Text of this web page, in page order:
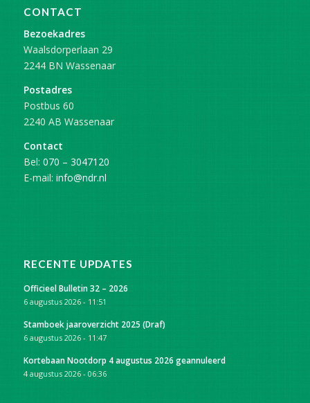
CONTACT
Bezoekadres
Waalsdorperlaan 29
2244 BN Wassenaar
Postadres
Postbus 60
2240 AB Wassenaar
Contact
Bel: 070 – 3047120
E-mail: info@ndr.nl
RECENTE UPDATES
Officieel Bulletin 32 – 2026
6 augustus 2026 - 11:51
Stamboek jaaroverzicht 2025 (Draf)
6 augustus 2026 - 11:47
Kortebaan Nootdorp 4 augustus 2026 geannuleerd
4 augustus 2026 - 06:36